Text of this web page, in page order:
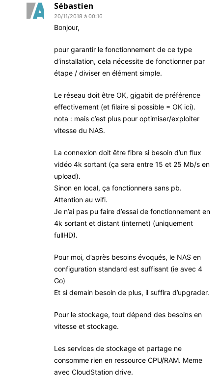
Sébastien
20/11/2018 à 00:16
Bonjour,
pour garantir le fonctionnement de ce type
d’installation, cela nécessite de fonctionner par
étape / diviser en élément simple.
Le réseau doit être OK, gigabit de préférence
effectivement (et filaire si possible = OK ici).
nota : mais c’est plus pour optimiser/exploiter
vitesse du NAS.
La connexion doit être fibre si besoin d’un flux
vidéo 4k sortant (ça sera entre 15 et 25 Mb/s en
upload).
Sinon en local, ça fonctionnera sans pb.
Attention au wifi.
Je n’ai pas pu faire d’essai de fonctionnement en
4k sortant et distant (internet) (uniquement
fullHD).
Pour moi, d’après besoins évoqués, le NAS en
configuration standard est suffisant (ie avec 4
Go)
Et si demain besoin de plus, il suffira d’upgrader.
Pour le stockage, tout dépend des besoins en
vitesse et stockage.
Les services de stockage et partage ne
consomme rien en ressource CPU/RAM. Meme
avec CloudStation drive.